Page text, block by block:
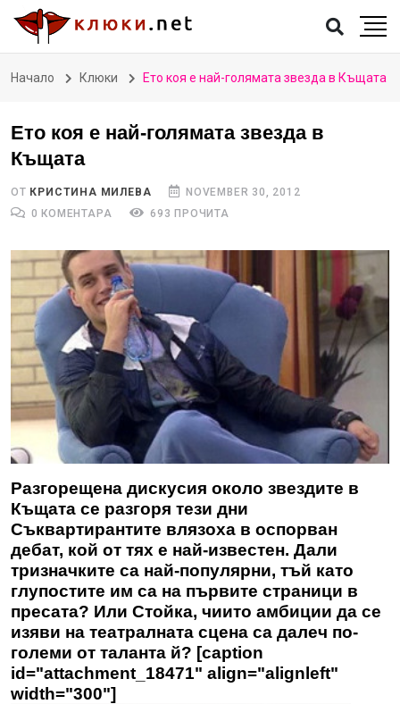
Начало Клюки Ето коя е най-голямата звезда в Къщата
Ето коя е най-голямата звезда в
Къщата
ОТ КРИСТИНА МИЛЕВА
NOVEMBER 30, 2012
0 КОМЕНТАРА
693 ПРОЧИТА
Разгорещена дискусия около звездите в
Къщата се разгоря тези дни
Съквартирантите влязоха в оспорван
дебат, кой от тях е най-известен. Дали
тризначките са най-популярни, тъй като
глупостите им са на първите страници в
пресата? Или Стойка, чиито амбиции да се
изяви на театралната сцена са далеч по-
големи от таланта й? [caption
id="attachment_18471" align="alignleft"
width="300"]